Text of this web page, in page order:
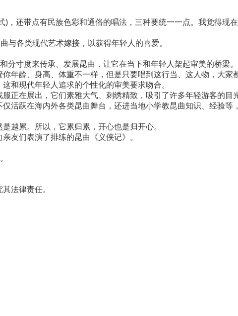
还带点有民族色彩和通俗的唱法，三种要统一一点。我觉得现
各类现代艺术嫁接，以获得年轻人的喜爱。
寸度来传承、发展昆曲，让它在当下和年轻人架起审美的桥梁
年龄、身高、体重不一样，但是只要唱到这行当、这人物，大家
和现代年轻人追求的个性化的审美要求吻合。
在展出，它们素雅大气、刺绣精致，吸引了许多年轻游客的目
跃在海内外各类昆曲舞台，还进当地小学教昆曲知识、经验等
累。所以，它累归累，开心也是归开心。
们表演了排练的昆曲《义侠记》。
法律责任。